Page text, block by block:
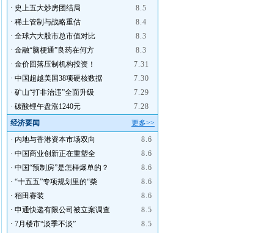
· 史上五大炒房团结局
8.5
· 稀土管制与战略重估
8.4
· 全球六大股市总市值对比
8.3
· 金融“脑梗通”良药在何方
8.3
· 金价回落压制机构投资！
7.31
· 中国超越美国38项硬核数据
7.30
· 矿山“打非治违”全面升级
7.29
· 碳酸锂午盘涨1240元
7.28
经济要闻
更多>>
· 内地与香港资本市场双向
8.6
· 中国商业创新正在重塑全
8.6
· 中国“预制房”是怎样爆单的？
8.6
· “十五五”专项规划里的“柴
8.6
· 稻田赛装
8.6
· 申通快递有限公司被立案调查
8.5
· 7月楼市“淡季不淡”
8.5